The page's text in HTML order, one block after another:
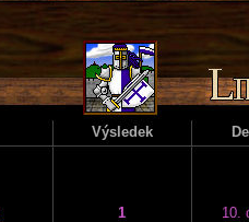
Výsledek
1 10.